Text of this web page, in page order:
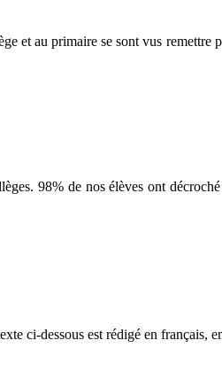
et au primaire se sont vus remettre
98% de nos élèves ont
ci-dessous est rédigé en français,